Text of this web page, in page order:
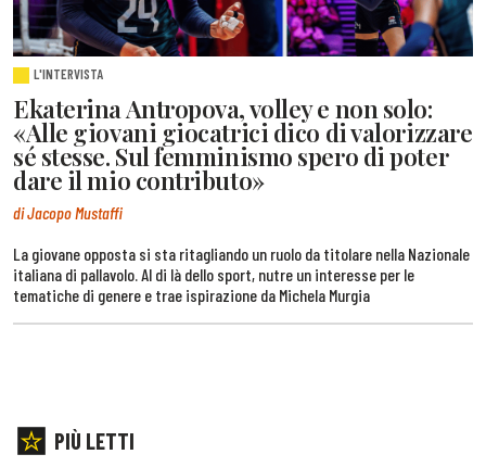
L'INTERVISTA
Ekaterina Antropova, volley e non solo:
«Alle giovani giocatrici dico di valorizzare
sé stesse. Sul femminismo spero di poter
dare il mio contributo»
di Jacopo Mustaffi
La giovane opposta si sta ritagliando un ruolo da titolare nella Nazionale
italiana di pallavolo. Al di là dello sport, nutre un interesse per le
tematiche di genere e trae ispirazione da Michela Murgia
PIÙ LETTI